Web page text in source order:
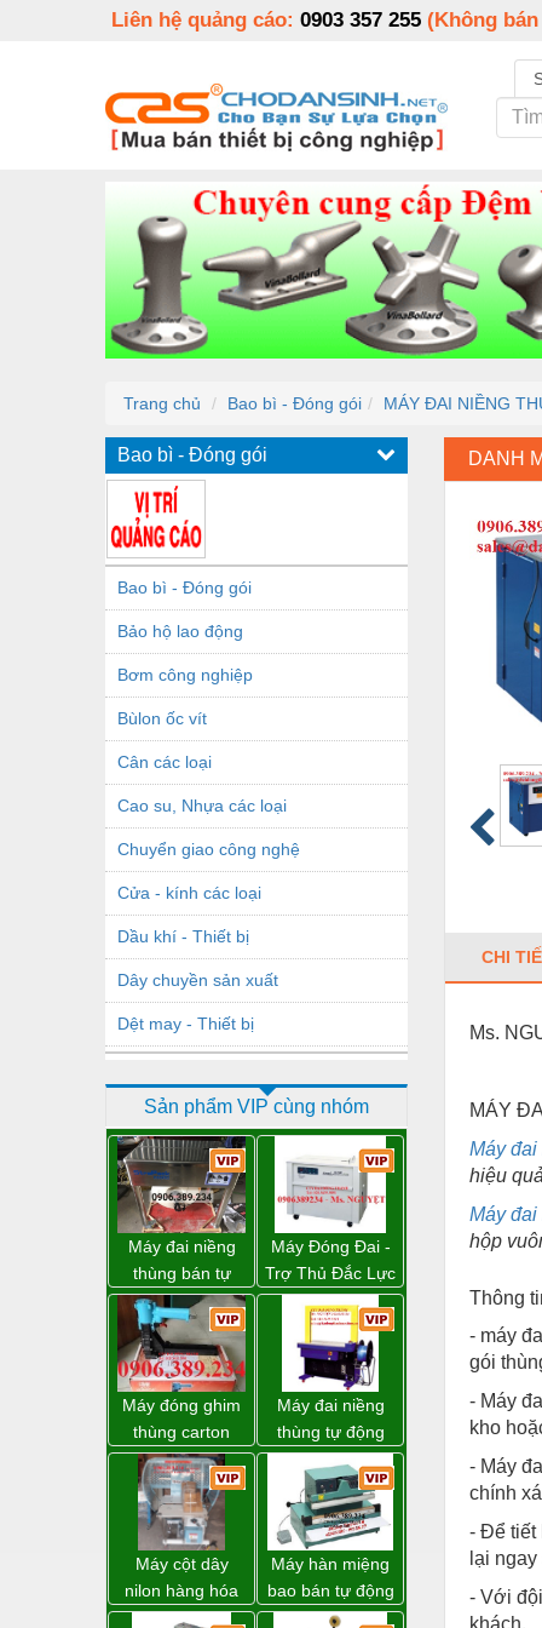
Liên hệ quảng cáo: 0903 357 255 (Không
Trang chủ Bao bì - Đóng gói MÁY ĐAI NIỀNG
Bao bì - Đóng gói
Bao bì - Đóng gói
Bảo hộ lao động
Bơm công nghiệp
Bùlon ốc vít
Cân các loại
Cao su, Nhựa các loại
Chuyển giao công nghệ
Cửa - kính các loại
Dầu khí - Thiết bị
Dây chuyền sản xuất
Dệt may - Thiết bị
Dịch vụ - Thi công
Điện công nghiệp
Điện gia dụng
Điện Lạnh
Đóng tàu Thiết bị
Đúc chính xác Thiết bị
Dụng cụ cầm tay
Dụng cụ cắt gọt
Dụng cụ điện
Dụng cụ đo
Gỗ - Trang thiết bị
Hàn cắt - Thiết bị
Sản phẩm VIP cùng nhóm
Máy đai niềng
thùng bán tự
động D53XS2
của hãng
Strapack Nhật
Máy Đóng Đai -
Trợ Thủ Đắc Lực
Cho Mọi Doanh
Nghiệp Trong
Khâu Đóng Gói
Máy đóng ghim
thùng carton
dùng khí nén giá
tốt
Máy đai niềng
thùng tự động
DBA-200 giá tốt
Máy cột dây
nilon hàng hóa
model CY-100
Máy hàn miệng
bao bán tự động
nhập khẩu
DANH
CHI
Ms.
MÁY
Máy đai
hiệu
Máy đai
hộp
Thông
- máy
gói
- Máy
kho
- Máy
chính
- Để tiết
lại
- Với
khách.